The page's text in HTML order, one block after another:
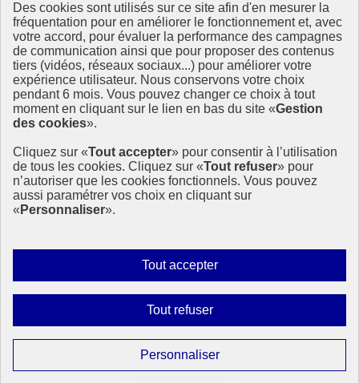
Des cookies sont utilisés sur ce site afin d'en mesurer la
fréquentation pour en améliorer le fonctionnement et, avec
votre accord, pour évaluer la performance des campagnes
de communication ainsi que pour proposer des contenus
tiers (vidéos, réseaux sociaux...) pour améliorer votre
expérience utilisateur. Nous conservons votre choix
pendant 6 mois. Vous pouvez changer ce choix à tout
moment en cliquant sur le lien en bas du site «Gestion
des cookies».
Cliquez sur «Tout accepter» pour consentir à l’utilisation
de tous les cookies. Cliquez sur «Tout refuser» pour
n’autoriser que les cookies fonctionnels. Vous pouvez
aussi paramétrer vos choix en cliquant sur
« Personnaliser».
Tout accepterAutoriser
tous
Tout refuserInterdire
tous
PersonnaliserParamétrer
les
Page précédente